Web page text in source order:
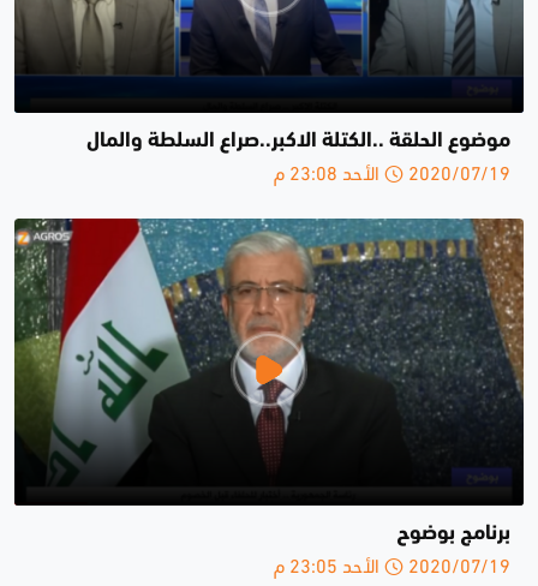
موضوع الحلقة ..الكتلة الاكبر..صراع السلطة والمال
2020/07/19 الأحد 23:08 م
برنامج بوضوح
2020/07/19 الأحد 23:05 م